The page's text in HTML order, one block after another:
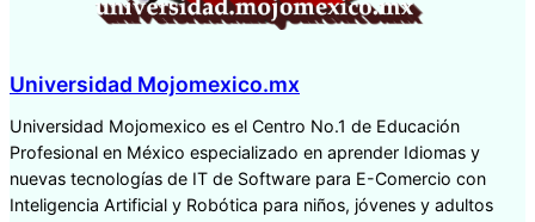
Universidad Mojomexico.mx
Universidad Mojomexico es el Centro No.1 de Educación
Profesional en México especializado en aprender Idiomas y
nuevas tecnologías de IT de Software para E-Comercio con
Inteligencia Artificial y Robótica para niños, jóvenes y adultos